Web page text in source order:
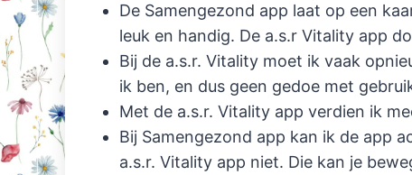
De Samengezond app laat op een
leuk en handig. De a.s.r Vitality app
Bij de a.s.r. Vitality moet ik vaak
ik ben, en dus geen gedoe met
Met de a.s.r. Vitality app verdien ik
Bij Samengezond app kan ik de app
a.s.r. Vitality app niet. Die kan je